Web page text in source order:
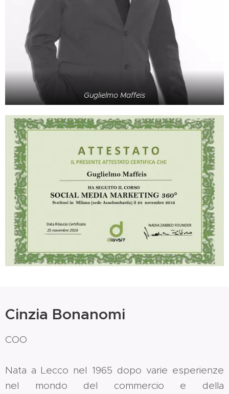
Guglielmo Maffeis
Cinzia Bonanomi
COO
Nata a Lecco nel 1965 dopo varie esperienze
nel mondo del commercio e della